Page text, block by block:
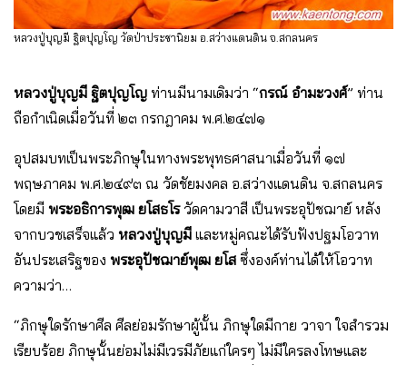
หลวงปู่บุญมี ฐิตปุญโญ วัดป่าประชานิยม อ.สว่างแดนดิน จ.สกลนคร
หลวงปู่บุญมี ฐิตปุญโญ ท่านมีนามเดิมว่า “กรณ์ อำมะวงศ์” ท่าน
ถือกำเนิดเมื่อวันที่ ๒๓ กรกฎาคม พ.ศ.๒๔๗๑
อุปสมบทเป็นพระภิกษุในทางพระพุทธศาสนาเมื่อวันที่ ๑๗
พฤษภาคม พ.ศ.๒๔๙๓ ณ วัดชัยมงคล อ.สว่างแดนดิน จ.สกลนคร
โดยมี พระอธิการพุฒ ยโสธโรวัดคามวาสี เป็นพระอุปัชฌาย์ หลัง
จากบวชเสร็จแล้ว หลวงปู่บุญมี และหมู่คณะได้รับฟังปฐมโอวาท
อันประเสริฐของ พระอุปัชฌาย์พุฒ ยโส ซึ่งองค์ท่านได้ให้โอวาท
ความว่า…
“ภิกษุใดรักษาศีล ศีลย่อมรักษาผู้นั้น ภิกษุใดมีกาย วาจา ใจสํารวม
เรียบร้อย ภิกษุนั้นย่อมไม่มีเวรมีภัยแก่ใครๆ ไม่มีใครลงโทษและ